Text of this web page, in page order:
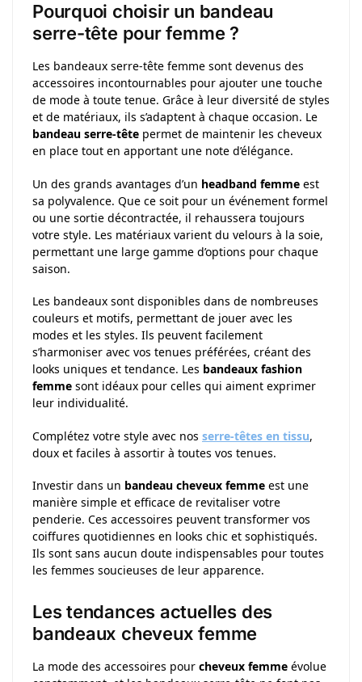
Pourquoi choisir un bandeau
serre-tête pour femme ?
Les bandeaux serre-tête femme sont devenus des
accessoires incontournables pour ajouter une touche
de mode à toute tenue. Grâce à leur diversité de styles
et de matériaux, ils s’adaptent à chaque occasion. Le
bandeau serre-tête permet de maintenir les cheveux
en place tout en apportant une note d’élégance.
Un des grands avantages d’un headband femme est
sa polyvalence. Que ce soit pour un événement formel
ou une sortie décontractée, il rehaussera toujours
votre style. Les matériaux varient du velours à la soie,
permettant une large gamme d’options pour chaque
saison.
Les bandeaux sont disponibles dans de nombreuses
couleurs et motifs, permettant de jouer avec les
modes et les styles. Ils peuvent facilement
s’harmoniser avec vos tenues préférées, créant des
looks uniques et tendance. Les bandeaux fashion
femme sont idéaux pour celles qui aiment exprimer
leur individualité.
Complétez votre style avec nos serre-têtes en tissu,
doux et faciles à assortir à toutes vos tenues.
Investir dans un bandeau cheveux femme est une
manière simple et efficace de revitaliser votre
penderie. Ces accessoires peuvent transformer vos
coiffures quotidiennes en looks chic et sophistiqués.
Ils sont sans aucun doute indispensables pour toutes
les femmes soucieuses de leur apparence.
Les tendances actuelles des
bandeaux cheveux femme
La mode des accessoires pour cheveux femme évolue